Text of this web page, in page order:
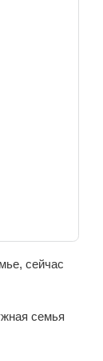
сейчас
семья